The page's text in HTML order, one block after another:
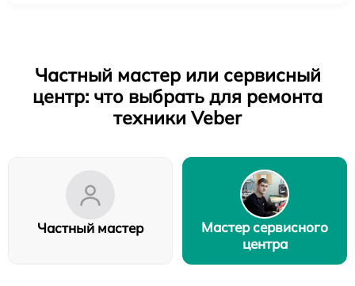
Частный мастер или сервисный
центр: что выбрать для ремонта
техники Veber
Частный мастер
Мастер сервисного
центра